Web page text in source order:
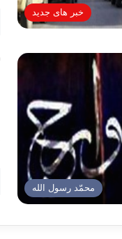
خبر های جدید
محمّد رسول الله